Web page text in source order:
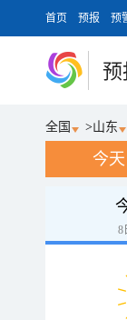
首页 预报 预
预
全国 >山东
今天
8